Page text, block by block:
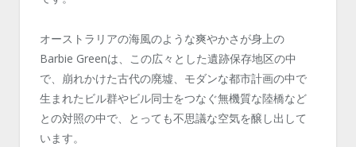
オーストラリアの海風のような爽やかさが身上の
Barbie Greenは、この広々とした遺跡保存地区の中
で、崩れかけた古代の廃墟、モダンな都市計画の中で
生まれたビル群やビル同士をつなぐ無機質な陸橋など
との対照の中で、とっても不思議な空気を醸し出して
います。